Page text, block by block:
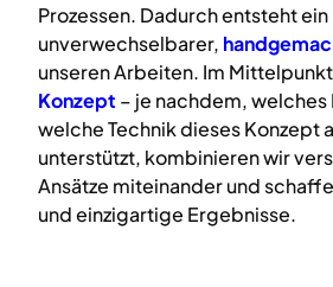
Prozessen. Dadurch entsteht ein
unverwechselbarer,
unseren Arbeiten. Im
Konzept – je nachdem,
welche Technik dieses Konzept
unterstützt, kombinieren wir
Ansätze miteinander und
und einzigartige Ergebnisse.